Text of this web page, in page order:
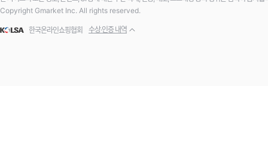
Copyright Gmarket Inc. All rights reserved.
한국온라인쇼핑협회 수상·인증 내역